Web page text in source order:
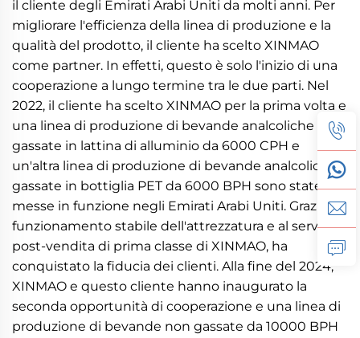
il cliente degli Emirati Arabi Uniti da molti anni. Per
migliorare l'efficienza della linea di produzione e la
qualità del prodotto, il cliente ha scelto XINMAO
come partner. In effetti, questo è solo l'inizio di una
cooperazione a lungo termine tra le due parti. Nel
2022, il cliente ha scelto XINMAO per la prima volta e
una linea di produzione di bevande analcoliche
gassate in lattina di alluminio da 6000 CPH e
un'altra linea di produzione di bevande analcoliche
gassate in bottiglia PET da 6000 BPH sono state
messe in funzione negli Emirati Arabi Uniti. Grazie al
funzionamento stabile dell'attrezzatura e al servizio
post-vendita di prima classe di XINMAO, ha
conquistato la fiducia dei clienti. Alla fine del 2024,
XINMAO e questo cliente hanno inaugurato la
seconda opportunità di cooperazione e una linea di
produzione di bevande non gassate da 10000 BPH